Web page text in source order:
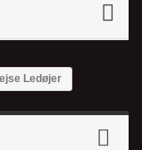
Ledøjer